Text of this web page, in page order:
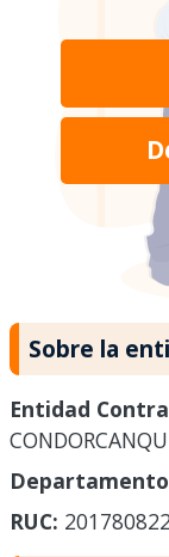
Sobre la
Entidad
RUC: